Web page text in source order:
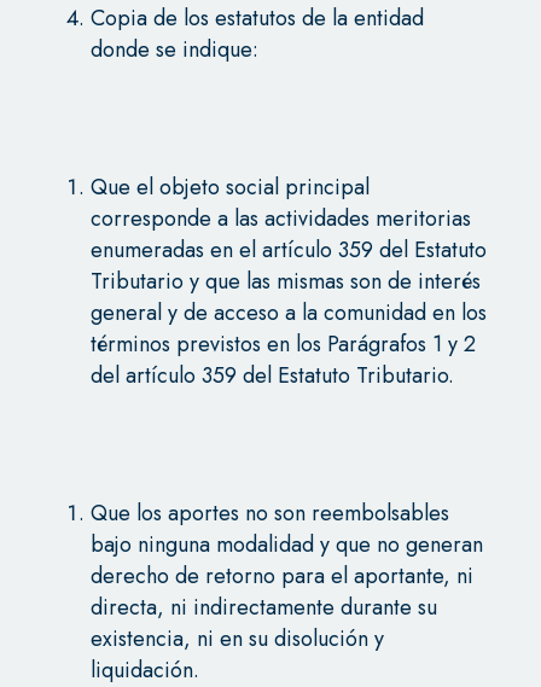
Copia de los estatutos de la entidad
donde se indique:
Que el objeto social principal
corresponde a las actividades meritorias
enumeradas en el artículo 359 del Estatuto
Tributario y que las mismas son de interés
general y de acceso a la comunidad en los
términos previstos en los Parágrafos 1 y 2
del artículo 359 del Estatuto Tributario.
Que los aportes no son reembolsables
bajo ninguna modalidad y que no generan
derecho de retorno para el aportante, ni
directa, ni indirectamente durante su
existencia, ni en su disolución y
liquidación.